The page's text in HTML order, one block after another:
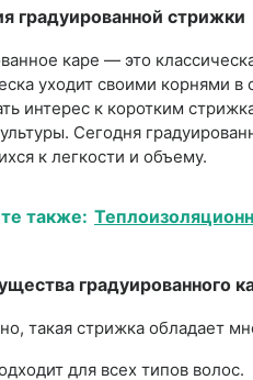
градуированной стрижки
каре — это
уходит своими корнями
интерес к коротким
Сегодня
к легкости и объему.
также:
градуированного
такая стрижка обладает
для всех типов волос.